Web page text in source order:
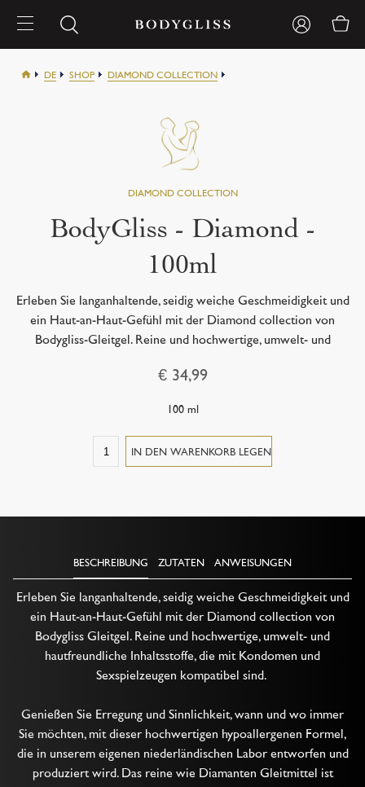
DE SHOP DIAMOND COLLECTION
BodyGliss - Diamond -
100ml
Erleben Sie langanhaltende, seidig weiche Geschmeidigkeit und
ein Haut-an-Haut-Gefühl mit der Diamond collection von
Bodygliss-Gleitgel. Reine und hochwertige, umwelt- und
Sexspielzeug kompatibel sind. Genießen Sie Aufregung und
niederländischen Labor entwickelt und hergestellt wird. Das
pure wie Diamanten Gleitmittel ist geruchlos und frei vo
€ 34,99
100 ml
BESCHREIBUNG ZUTATEN ANWEISUNGEN
Erleben Sie langanhaltende, seidig weiche Geschmeidigkeit und
ein Haut-an-Haut-Gefühl mit der Diamond collection von
Bodygliss Gleitgel. Reine und hochwertige, umwelt- und
hautfreundliche Inhaltsstoffe, die mit Kondomen und
Sexspielzeugen kompatibel sind.
Genießen Sie Erregung und Sinnlichkeit, wann und wo immer
Sie möchten, mit dieser hochwertigen hypoallergenen Formel,
die in unserem eigenen niederländischen Labor entworfen und
produziert wird. Das reine wie Diamanten Gleitmittel ist